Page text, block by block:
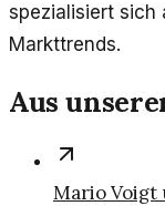
spezialisiert sich
Markttrends.
Aus
Mario Voigt